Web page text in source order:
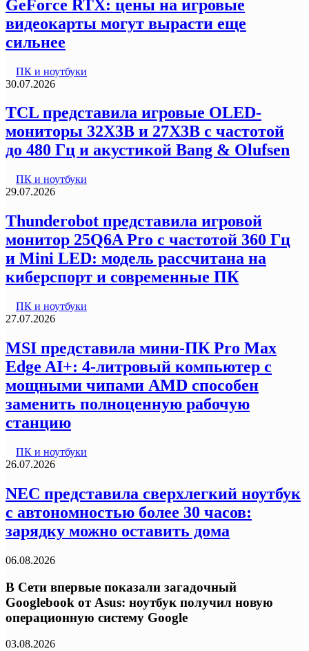
GeForce RTX: цены на игровые
видеокарты могут вырасти еще
сильнее
ПК и ноутбуки
30.07.2026
TCL представила игровые OLED-
мониторы 32X3B и 27X3B с частотой
до 480 Гц и акустикой Bang & Olufsen
ПК и ноутбуки
29.07.2026
Thunderobot представила игровой
монитор 25Q6A Pro с частотой 360 Гц
и Mini LED: модель рассчитана на
киберспорт и современные ПК
ПК и ноутбуки
27.07.2026
MSI представила мини-ПК Pro Max
Edge AI+: 4-литровый компьютер с
мощными чипами AMD способен
заменить полноценную рабочую
станцию
ПК и ноутбуки
26.07.2026
NEC представила сверхлегкий ноутбук
с автономностью более 30 часов:
зарядку можно оставить дома
06.08.2026
В Сети впервые показали загадочный
Googlebook от Asus: ноутбук получил новую
операционную систему Google
03.08.2026